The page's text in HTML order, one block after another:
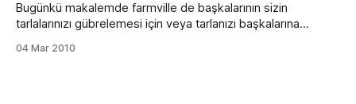
Bugünkü makalemde farmville de başkalarının sizin
tarlalarınızı gübrelemesi için veya tarlanızı başkalarına
Anlatıma geçeyim.İlk olarak kendi profilinizdeki albüm
04 Mar 2010